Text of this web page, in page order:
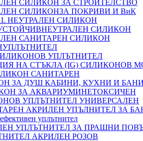
СИЛИКОН ЗА СТРОИТЕЛСТВО
СИЛИКОНЗА ПОКРИВИ И ВиК
НЕУТРАЛЕН СИЛИКОН
СИЛИКОН
САНИТАРЕН СИЛИКОН
СИЛИКОНОВ УПЛЪТНИТЕЛ
НА СТЪКЛА (IG) СИЛИКОНОВ
САНИТАРЕН
ЗА ДУШ КАБИНИ, КУХНИ И БАНИ
ЗА АКВАРИУМИНЕТОКСИЧЕН
УПЛЪТНИТЕЛ УНИВЕРСАЛЕН
АКРИЛЕН УПЪЛНИТЕЛ ЗА
уплътнител
УПЛЪТНИТЕЛ ЗА ПРАШНИ
АКРИЛЕН РОЗОВ